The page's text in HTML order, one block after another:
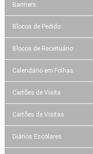
Banners
Blocos de Pedido
Blocos de Receituário
Calendário em Folhas
Cartões de Visita
Cartões de Visitas
Diários Escolares